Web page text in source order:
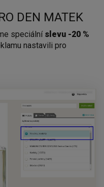
DEN MATEK
speciální slevu -20 %
nastavili pro